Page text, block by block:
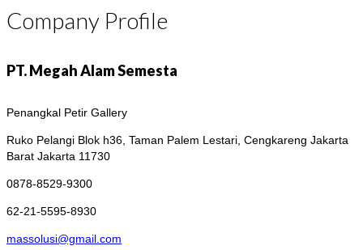
Company Profile
PT. Megah Alam Semesta
Penangkal Petir Gallery
Ruko Pelangi Blok h36, Taman Palem Lestari, Cengkareng Jakarta
Barat Jakarta 11730
0878-8529-9300
62-21-5595-8930
massolusi@gmail.com